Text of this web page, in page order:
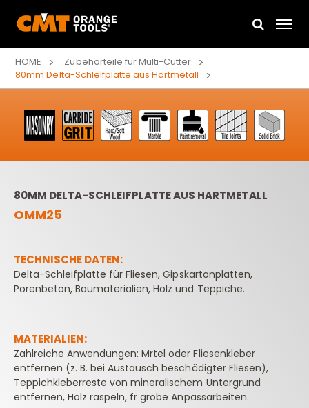
HOME
Zubehörteile für Multi-Cutter
80mm Delta-Schleifplatte aus Hartmetall
80MM DELTA-SCHLEIFPLATTE AUS HARTMETALL
OMM25
TECHNISCHE DATEN:
Delta-Schleifplatte für Fliesen, Gipskartonplatten,
Porenbeton, Baumaterialien, Holz und Teppiche.
MATERIALIEN:
Zahlreiche Anwendungen: Mrtel oder Fliesenkleber
entfernen (z. B. bei Austausch beschädigter Fliesen),
Teppichkleberreste von mineralischem Untergrund
entfernen, Holz raspeln, fr grobe Anpassarbeiten.